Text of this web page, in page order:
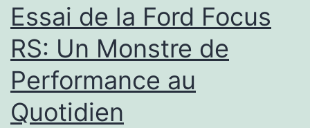
Essai de la Ford Focus
RS: Un Monstre de
Performance au
Quotidien